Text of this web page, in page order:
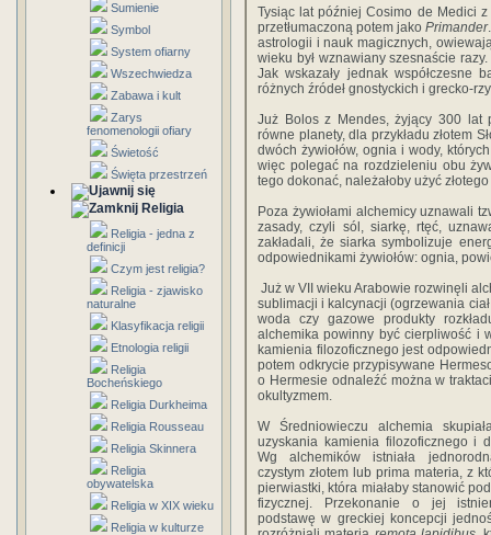
Sumienie
Symbol
System ofiarny
Wszechwiedza
Zabawa i kult
Zarys
fenomenologii ofiary
Świetość
Święta przestrzeń
Religia
Religia - jedna z
definicji
Czym jest religia?
Religia - zjawisko
naturalne
Klasyfikacja religii
Etnologia religii
Religia
Bocheńskiego
Religia Durkheima
Religia Rousseau
Religia Skinnera
Religia
obywatelska
Religia w XIX wieku
Religia w kulturze
Tysiąc lat później Cosimo de Medici
przetłumaczoną potem jakoPrimander
astrologii i nauk magicznych,
wieku był wznawiany szesnaście
Jak wskazały jednak współczesne
różnych źródeł gnostyckich i grecko-
Już Bolos z Mendes, żyjący 300 lat
równe planety, dla przykładu złotem
dwóch żywiołów, ognia i wody,
więc polegać na rozdzieleniu obu
tego dokonać, należałoby użyć
Poza żywiołami alchemicy uznawali
zasady, czyli sól, siarkę, rtęć,
zakładali, że siarka symbolizuje
odpowiednikami żywiołów: ognia,
Już w VII wieku Arabowie rozwinęli
sublimacji i kalcynacji (ogrzewania
woda czy gazowe produkty
alchemika powinny być cierpliwość i
kamienia filozoficznego jest
potem odkrycie przypisywane
o Hermesie odnaleźć można w
okultyzmem.
W Średniowieczu alchemia
uzyskania kamienia filozoficznego i
Wg alchemików istniała
czystym złotem lub prima materia, z
pierwiastki, która miałaby stanowić
fizycznej. Przekonanie o jej
podstawę w greckiej koncepcji